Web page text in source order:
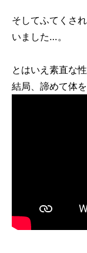
そしてふてくさ
いました…。
とはいえ素直な
結局、諦めて体